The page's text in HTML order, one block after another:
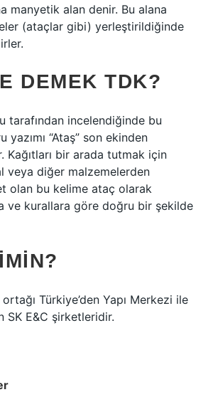
manyetik alan denir. Bu alana
(ataçlar gibi) yerleştirildiğinde
DEMEK TDK?
tarafından incelendiğinde bu
yazımı “Ataş” son ekinden
Kağıtları bir arada tutmak için
veya diğer malzemelerden
olan bu kelime ataç olarak
ve kurallara göre doğru bir şekilde
ortağı Türkiye’den Yapı Merkezi ile
SK E&C şirketleridir.